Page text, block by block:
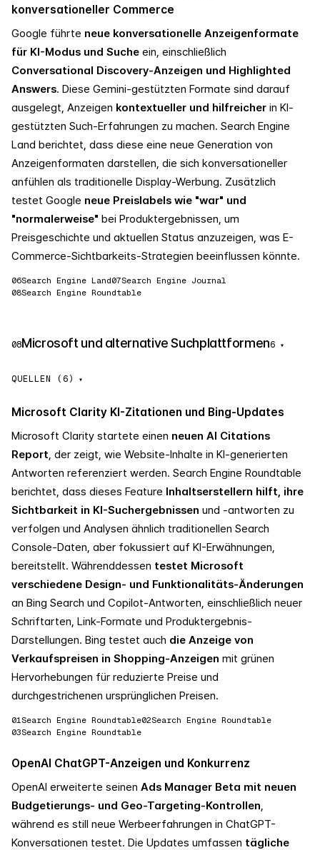
konversationeller Commerce
Google führte neue konversationelle Anzeigenformate
für KI-Modus und Suche ein, einschließlich
Conversational Discovery-Anzeigen und Highlighted
Answers. Diese Gemini-gestützten Formate sind darauf
ausgelegt, Anzeigen kontextueller und hilfreicher in KI-
gestützten Such-Erfahrungen zu machen. Search Engine
Land berichtet, dass diese eine neue Generation von
Anzeigenformaten darstellen, die sich konversationeller
anfühlen als traditionelle Display-Werbung. Zusätzlich
testet Google neue Preislabels wie "war" und
"normalerweise" bei Produktergebnissen, um
Preisgeschichte und aktuellen Status anzuzeigen, was E-
Commerce-Sichtbarkeits-Strategien beeinflussen könnte.
06Search Engine Land07Search Engine Journal
08Search Engine Roundtable
08Microsoft und alternative Suchplattformen6 ▾
QUELLEN (6)
Microsoft Clarity KI-Zitationen und Bing-Updates
Microsoft Clarity startete einen neuen AI Citations
Report, der zeigt, wie Website-Inhalte in KI-generierten
Antworten referenziert werden. Search Engine Roundtable
berichtet, dass dieses Feature Inhaltserstellern hilft, ihre
Sichtbarkeit in KI-Suchergebnissen und -antworten zu
verfolgen und Analysen ähnlich traditionellen Search
Console-Daten, aber fokussiert auf KI-Erwähnungen,
bereitstellt. Währenddessen testet Microsoft
verschiedene Design- und Funktionalitäts-Änderungen
an Bing Search und Copilot-Antworten, einschließlich neuer
Schriftarten, Link-Formate und Produktergebnis-
Darstellungen. Bing testet auch die Anzeige von
Verkaufspreisen in Shopping-Anzeigen mit grünen
Hervorhebungen für reduzierte Preise und
durchgestrichenen ursprünglichen Preisen.
01Search Engine Roundtable02Search Engine Roundtable
03Search Engine Roundtable
OpenAI ChatGPT-Anzeigen und Konkurrenz
OpenAI erweiterte seinen Ads Manager Beta mit neuen
Budgetierungs- und Geo-Targeting-Kontrollen,
während es still neue Werbeerfahrungen in ChatGPT-
Konversationen testet. Die Updates umfassen tägliche